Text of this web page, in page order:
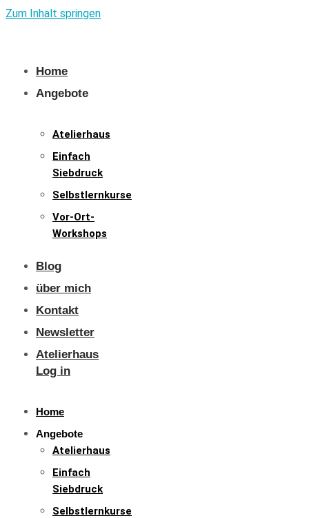
Zum Inhalt springen
Home
Angebote
Atelierhaus
Einfach
Siebdruck
Selbstlernkurse
Vor-Ort-
Workshops
Blog
über mich
Kontakt
Newsletter
Atelierhaus
Log in
Home
Angebote
Atelierhaus
Einfach
Siebdruck
Selbstlernkurse